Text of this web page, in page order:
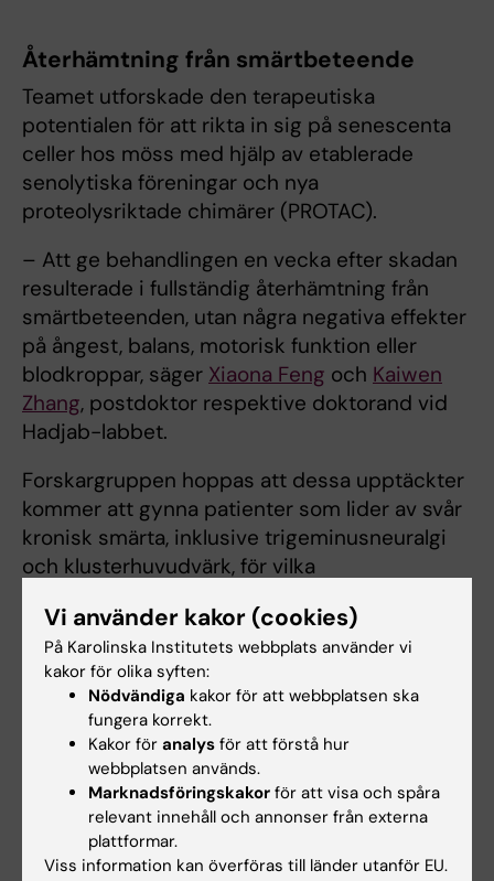
Återhämtning från smärtbeteende
Teamet utforskade den terapeutiska
potentialen för att rikta in sig på senescenta
celler hos möss med hjälp av etablerade
senolytiska föreningar och nya
proteolysriktade chimärer (PROTAC).
– Att ge behandlingen en vecka efter skadan
resulterade i fullständig återhämtning från
smärtbeteenden, utan några negativa effekter
på ångest, balans, motorisk funktion eller
blodkroppar, säger Xiaona Feng och Kaiwen
Zhang, postdoktor respektive doktorand vid
Hadjab-labbet.
Forskargruppen hoppas att dessa upptäckter
kommer att gynna patienter som lider av svår
kronisk smärta, inklusive trigeminusneuralgi
och klusterhuvudvärk, för vilka
begränsade.
Förhoppningen är också att väcka intresse
inom flera vetenskapliga discipliner och bidra
till att stärka Karolinska Institutets position
inom smärtforskning.
Forskningen stöddes främst av National
Genomics Infrastructure i Stockholm,
Hjärnfonden, Wenner-Gren Stiftelserna och
Vi använder kakor (cookies)
På Karolinska Institutets webbplats använder vi
kakor för olika syften:
Nödvändiga kakor för att webbplatsen ska
fungera korrekt.
Kakor för analys för att förstå hur
webbplatsen används.
Marknadsföringskakor för att visa och spåra
relevant innehåll och annonser från externa
plattformar.
Viss information kan överföras till länder utanför EU.